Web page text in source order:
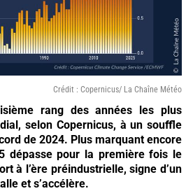
Crédit : Copernicus/ La Chaîne Météo
rang des années les plus
selon Copernicus, à un souffle
de 2024. Plus marquant encore
dépasse pour la première fois le
à l’ère préindustrielle, signe d’un
et s’accélère.